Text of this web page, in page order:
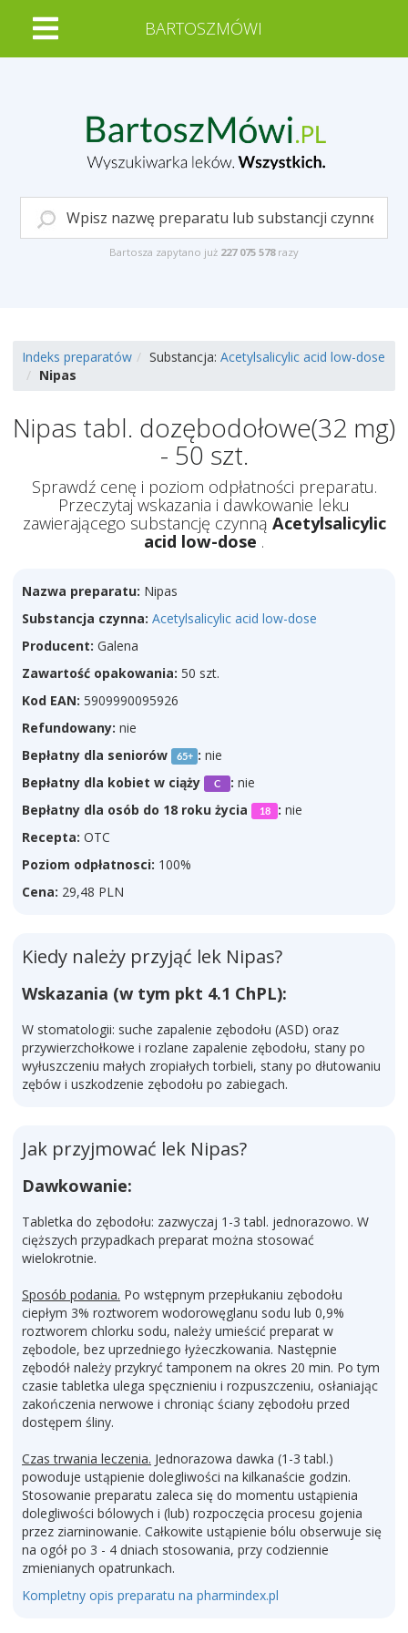
BARTOSZMÓWI
Bartosza zapytano już 227 075 578 razy
Indeks preparatów Substancja: Acetylsalicylic acid low-dose
Nipas
Nipas tabl. dozębodołowe(32 mg)
- 50 szt.
Sprawdź cenę i poziom odpłatności preparatu.
Przeczytaj wskazania i dawkowanie leku
zawierającego substancję czynną Acetylsalicylic
acid low-dose .
Nazwa preparatu: Nipas
Substancja czynna: Acetylsalicylic acid low-dose
Producent: Galena
Zawartość opakowania: 50 szt.
Kod EAN: 5909990095926
Refundowany: nie
Bepłatny dla seniorów
65+ : nie
Bepłatny dla kobiet w ciąży
C : nie
Bepłatny dla osób do 18 roku życia
18 : nie
Recepta: OTC
Poziom odpłatnosci: 100%
Cena: 29,48 PLN
Kiedy należy przyjąć lek Nipas?
Wskazania (w tym pkt 4.1 ChPL):
W stomatologii: suche zapalenie zębodołu (ASD) oraz
przywierzchołkowe i rozlane zapalenie zębodołu, stany po
wyłuszczeniu małych zropiałych torbieli, stany po dłutowaniu
zębów i uszkodzenie zębodołu po zabiegach.
Jak przyjmować lek Nipas?
Dawkowanie:
Tabletka do zębodołu: zazwyczaj 1-3 tabl. jednorazowo. W
cięższych przypadkach preparat można stosować
wielokrotnie.
Sposób podania. Po wstępnym przepłukaniu zębodołu
ciepłym 3% roztworem wodorowęglanu sodu lub 0,9%
roztworem chlorku sodu, należy umieścić preparat w
zębodole, bez uprzedniego łyżeczkowania. Następnie
zębodół należy przykryć tamponem na okres 20 min. Po tym
czasie tabletka ulega spęcznieniu i rozpuszczeniu, osłaniając
zakończenia nerwowe i chroniąc ściany zębodołu przed
dostępem śliny.
Czas trwania leczenia. Jednorazowa dawka (1-3 tabl.)
powoduje ustąpienie dolegliwości na kilkanaście godzin.
Stosowanie preparatu zaleca się do momentu ustąpienia
dolegliwości bólowych i (lub) rozpoczęcia procesu gojenia
przez ziarninowanie. Całkowite ustąpienie bólu obserwuje się
na ogół po 3 - 4 dniach stosowania, przy codziennie
zmienianych opatrunkach.
Kompletny opis preparatu na pharmindex.pl